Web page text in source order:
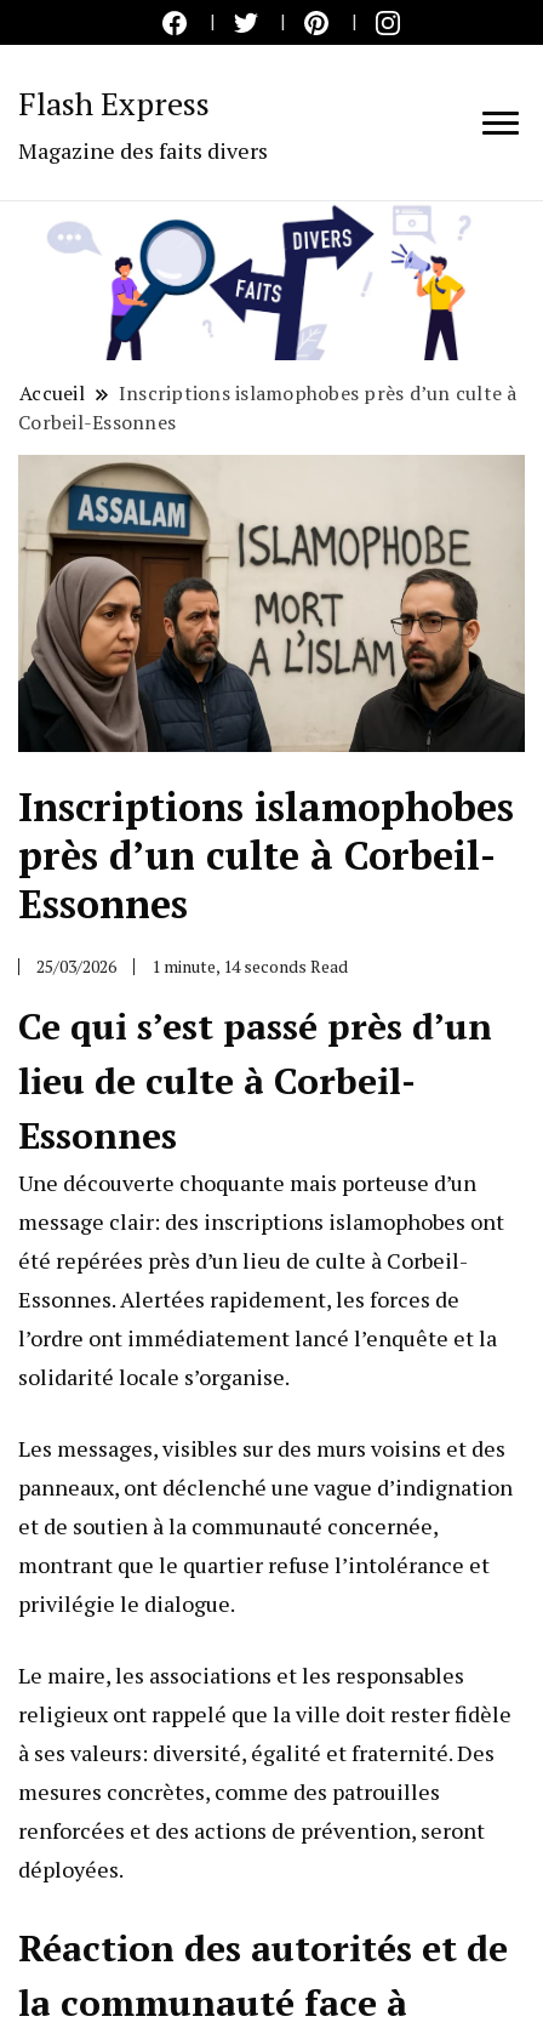
Flash Express
Magazine des faits divers
Accueil
Inscriptions islamophobes près d’un culte à
Corbeil-Essonnes
Inscriptions islamophobes
près d’un culte à Corbeil-
Essonnes
25/03/2026 1 minute, 14 seconds Read
Ce qui s’est passé près d’un
lieu de culte à Corbeil-
Essonnes
Une découverte choquante mais porteuse d’un
message clair: des inscriptions islamophobes ont
été repérées près d’un lieu de culte à Corbeil-
Essonnes. Alertées rapidement, les forces de
l’ordre ont immédiatement lancé l’enquête et la
solidarité locale s’organise.
Les messages, visibles sur des murs voisins et des
panneaux, ont déclenché une vague d’indignation
et de soutien à la communauté concernée,
montrant que le quartier refuse l’intolérance et
privilégie le dialogue.
Le maire, les associations et les responsables
religieux ont rappelé que la ville doit rester fidèle
à ses valeurs: diversité, égalité et fraternité. Des
mesures concrètes, comme des patrouilles
renforcées et des actions de prévention, seront
déployées.
Réaction des autorités et de
la communauté face à